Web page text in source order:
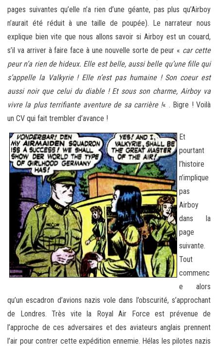
pages suivantes qu’elle n’a rien d’une géante, pas plus qu’Airboy
n’aurait été réduit à une taille de poupée). Le narrateur nous
explique bien vite que nous allons savoir si Airboy est un couard,
s’il va arriver à faire face à une nouvelle sorte de peur « car cette
peur n’a rien de hideux. Elle est belle, aussi belle qu’une fille qui
s’appelle la Valkyrie ! Elle n’est pas humaine ! Son coeur est
aussi noir que celui du diable ! Et sous son charme, Airboy va
vivre la plus terrifiante aventure de sa carrière !« . Bigre ! Voilà
un CV qui fait trembler d’avance !
Et
pourtant
l’histoire
n’implique
pas
Airboy
dans la
page
suivante.
Tout
commenc
e alors
qu’un escadron d’avions nazis vole dans l’obscurité, s’approchant
de Londres. Très vite la Royal Air Force est prévenue de
l’approche de ces adversaires et des aviateurs anglais prennent
l’air pour contrer cette expédition ennemie. Hélas les pilotes nazis